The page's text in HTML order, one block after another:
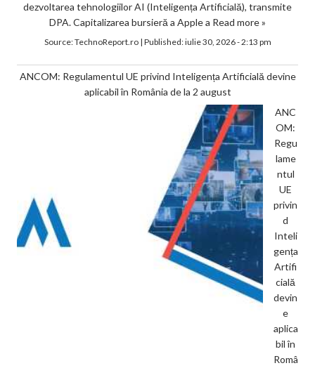
dezvoltarea tehnologiilor AI (Inteligența Artificială), transmite
DPA. Capitalizarea bursieră a Apple a Read more »
Source:TechnoReport.ro| Published:iulie 30, 2026 - 2:13 pm
ANCOM: Regulamentul UE privind Inteligența Artificială devine
aplicabil în România de la 2 august
ANC
OM:
Regu
lame
ntul
UE
privin
d
Inteli
gența
Artifi
cială
devin
e
aplica
bil în
Româ